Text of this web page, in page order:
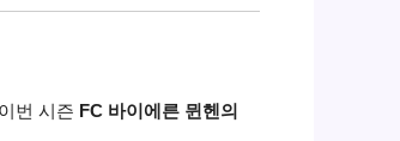
이번 시즌 FC 바이에른 뮌헨의